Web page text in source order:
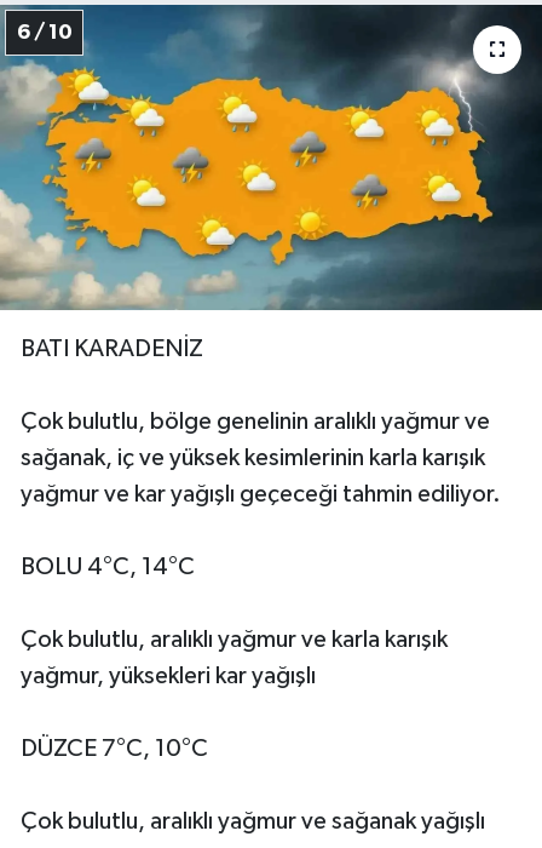
6 / 10
BATI KARADENİZ
Çok bulutlu, bölge genelinin aralıklı yağmur ve
sağanak, iç ve yüksek kesimlerinin karla karışık
yağmur ve kar yağışlı geçeceği tahmin ediliyor.
BOLU 4°C, 14°C
Çok bulutlu, aralıklı yağmur ve karla karışık
yağmur, yüksekleri kar yağışlı
DÜZCE 7°C, 10°C
Çok bulutlu, aralıklı yağmur ve sağanak yağışlı